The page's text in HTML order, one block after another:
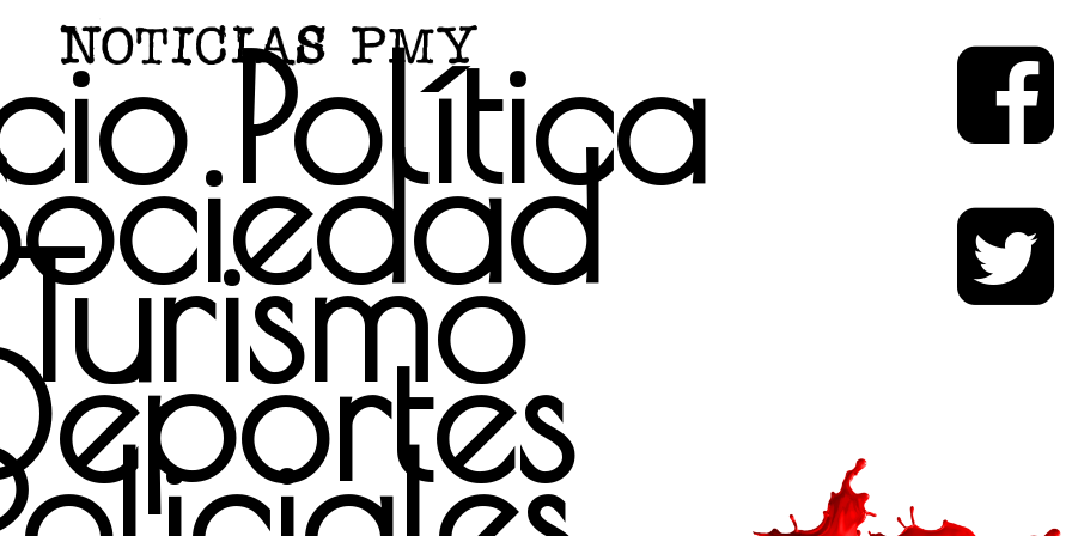
Política
Turismo